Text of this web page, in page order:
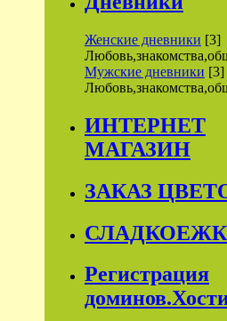
Женские дневники [3]
Мужские дневники [3]
ИНТЕРНЕТ
МАГАЗИН
ЗАКАЗ
Регистрация